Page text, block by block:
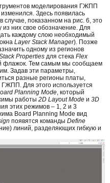
моделирования ГЖПП
изменился. Здесь появилась
случае, показанном на рис. 6, это
из них свое обозначение. Для
каждому слою необходимый
Layer Stack Manager). Позже
одному из регионов
Properties для стека Flex
флажок. Тем самым мы сообщаем
Задав эти параметры,
разные регионы платы,
Для этого используется
Planning Mode, который
работы 2D Layout Mode и 3D
этих режимов – 1, 2 и 3
Board Planning Mode вид
появятся команды Define
линий, разделяющих гибкую и